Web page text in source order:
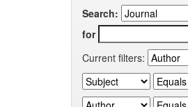
Search:
for
Current filters: